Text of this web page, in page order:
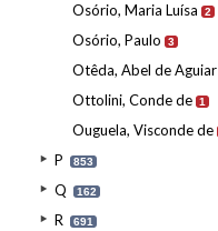
Osório, Maria Luísa 2
Osório, Paulo 3
Otêda, Abel de Aguiar
Ottolini, Conde de 1
Ouguela, Visconde de
P 853
Q 162
R 691